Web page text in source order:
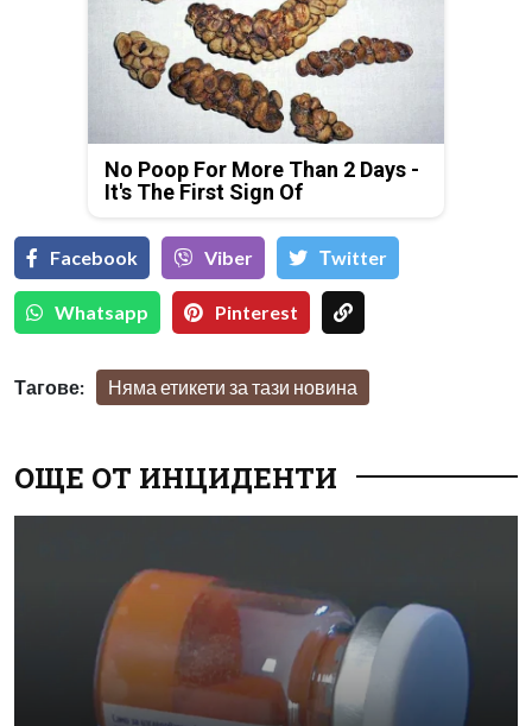
No Poop For More Than 2 Days -
It's The First Sign Of
Facebook Viber Тwitter
Whatsapp Pinterest
Тагове: Няма етикети за тази новина
ОЩЕ ОТ ИНЦИДЕНТИ